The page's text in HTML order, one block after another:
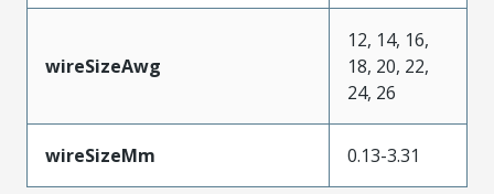
wireSizeAwg
12, 14, 16,
18, 20, 22,
24, 26
wireSizeMm 0.13-3.31